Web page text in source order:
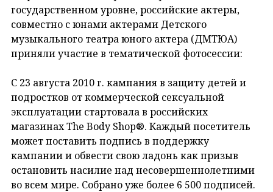
государственном уровне, российские актеры,
совместно с юнами актерами Детского
музыкального театра юного актера (ДМТЮА)
приняли участие в тематической фотосессии:
С 23 августа 2010 г. кампания в защиту детей и
подростков от коммерческой сексуальной
эксплуатации стартовала в российских
магазинах The Body Shop®. Каждый посетитель
может поставить подпись в поддержку
кампании и обвести свою ладонь как призыв
остановить насилие над несовершеннолетними
во всем мире. Собрано уже более 6 500 подписей.